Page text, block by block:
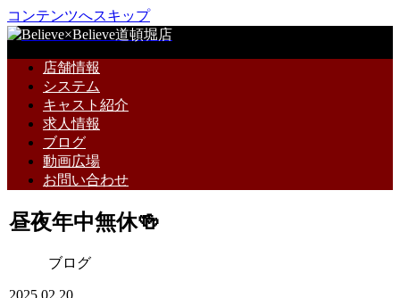
コンテンツへスキップ
店舗情報
システム
キャスト紹介
求人情報
ブログ
動画広場
お問い合わせ
昼夜年中無休🍻
ブログ
2025.02.20